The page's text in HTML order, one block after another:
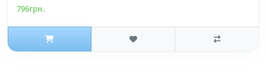
796грн.